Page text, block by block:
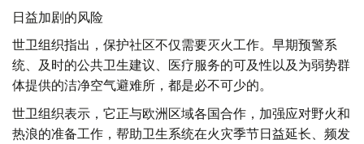
日益加剧的风险
世卫组织指出，保护社区不仅需要灭火工作。早期预警系
统、及时的公共卫生建议、医疗服务的可及性以及为弱势群
体提供的洁净空气避难所，都是必不可少的。
世卫组织表示，它正与欧洲区域各国合作，加强应对野火和
热浪的准备工作，帮助卫生系统在火灾季节日益延长、频发